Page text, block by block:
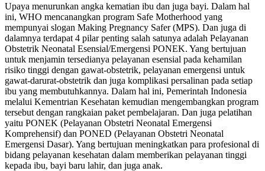
Upaya menurunkan angka kematian ibu dan juga bayi. Dalam hal
ini, WHO mencanangkan program Safe Motherhood yang
mempunyai slogan Making Pregnancy Safer (MPS). Dan juga di
dalamnya terdapat 4 pilar penting salah satunya adalah Pelayanan
Obstetrik Neonatal Esensial/Emergensi PONEK. Yang bertujuan
untuk menjamin tersedianya pelayanan esensial pada kehamilan
risiko tinggi dengan gawat-obstetrik, pelayanan emergensi untuk
gawat-darurat-obstetrik dan juga komplikasi persalinan pada setiap
ibu yang membutuhkannya. Dalam hal ini, Pemerintah Indonesia
melalui Kementrian Kesehatan kemudian mengembangkan program
tersebut dengan rangkaian paket pembelajaran. Dan juga pelatihan
yaitu PONEK (Pelayanan Obstetri Neonatal Emergensi
Komprehensif) dan PONED (Pelayanan Obstetri Neonatal
Emergensi Dasar). Yang bertujuan meningkatkan para profesional di
bidang pelayanan kesehatan dalam memberikan pelayanan tinggi
kepada ibu, bayi baru lahir, dan juga anak.